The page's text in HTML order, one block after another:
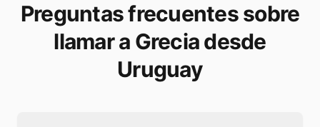
Preguntas frecuentes sobre
llamar a Grecia desde
Uruguay